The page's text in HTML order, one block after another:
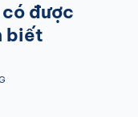
được
biết